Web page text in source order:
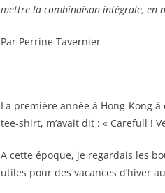
mettre la combinaison intégrale, en
Par Perrine Tavernier
La première année à Hong-Kong
tee-shirt, m’avait dit : « Carefull !
A cette époque, je regardais les
utiles pour des vacances d’hiver